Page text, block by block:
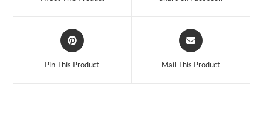
Pin This Product Mail This Product